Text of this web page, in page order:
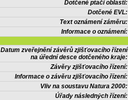
Dotčené ptačí oblasti:
Dotčené EVL:
Text oznámení záměru:
Informace o oznámení:
Datum zveřejnění závěrů zjišťovacího řízení
na úřední desce dotčeného kraje:
Závěry zjišťovacího řízení:
Informace o závěru zjišťovacího řízení:
Vliv na soustavu Natura 2000:
Úřady následných řízení: